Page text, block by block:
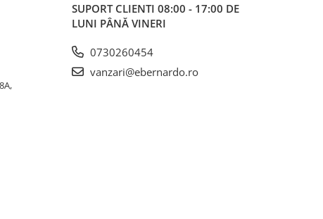
SUPORT CLIENTI 08:00 - 17:00 DE
LUNI PÂNĂ VINERI
0730260454
vanzari@ebernardo.ro